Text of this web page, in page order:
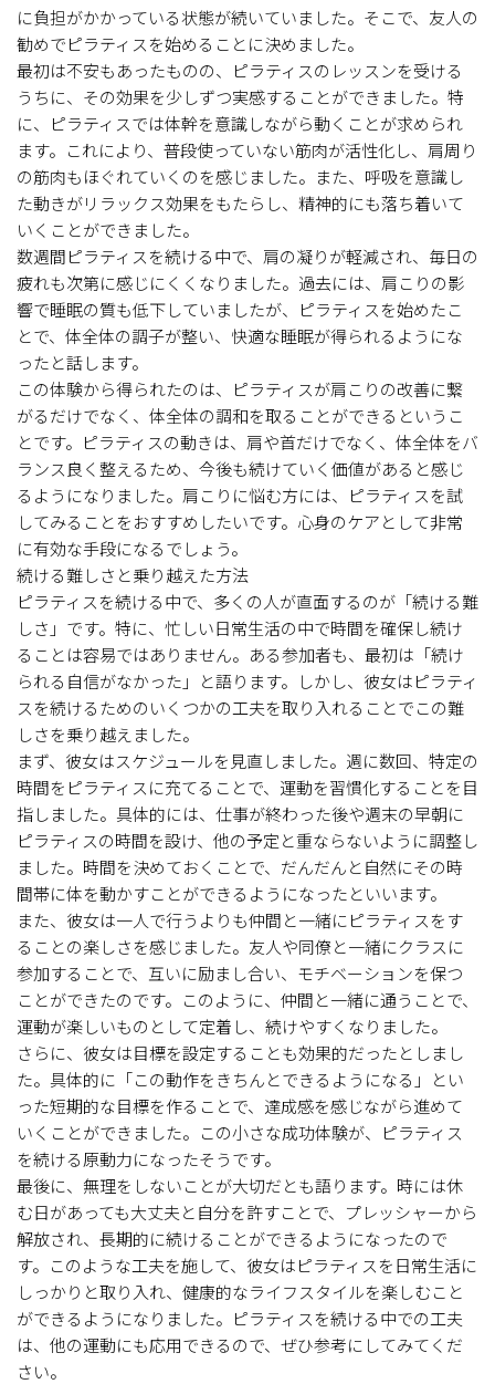
に負担がかかっている状態が続いていました。そこで、友人の
勧めでピラティスを始めることに決めました。
最初は不安もあったものの、ピラティスのレッスンを受ける
うちに、その効果を少しずつ実感することができました。特
に、ピラティスでは体幹を意識しながら動くことが求められ
ます。これにより、普段使っていない筋肉が活性化し、肩周り
の筋肉もほぐれていくのを感じました。また、呼吸を意識し
た動きがリラックス効果をもたらし、精神的にも落ち着いて
いくことができました。
数週間ピラティスを続ける中で、肩の凝りが軽減され、毎日の
疲れも次第に感じにくくなりました。過去には、肩こりの影
響で睡眠の質も低下していましたが、ピラティスを始めたこ
とで、体全体の調子が整い、快適な睡眠が得られるようにな
ったと話します。
この体験から得られたのは、ピラティスが肩こりの改善に繋
がるだけでなく、体全体の調和を取ることができるというこ
とです。ピラティスの動きは、肩や首だけでなく、体全体をバ
ランス良く整えるため、今後も続けていく価値があると感じ
るようになりました。肩こりに悩む方には、ピラティスを試
してみることをおすすめしたいです。心身のケアとして非常
に有効な手段になるでしょう。
続ける難しさと乗り越えた方法
ピラティスを続ける中で、多くの人が直面するのが「続ける難
しさ」です。特に、忙しい日常生活の中で時間を確保し続け
ることは容易ではありません。ある参加者も、最初は「続け
られる自信がなかった」と語ります。しかし、彼女はピラティ
スを続けるためのいくつかの工夫を取り入れることでこの難
しさを乗り越えました。
まず、彼女はスケジュールを見直しました。週に数回、特定の
時間をピラティスに充てることで、運動を習慣化することを目
指しました。具体的には、仕事が終わった後や週末の早朝に
ピラティスの時間を設け、他の予定と重ならないように調整し
ました。時間を決めておくことで、だんだんと自然にその時
間帯に体を動かすことができるようになったといいます。
また、彼女は一人で行うよりも仲間と一緒にピラティスをす
ることの楽しさを感じました。友人や同僚と一緒にクラスに
参加することで、互いに励まし合い、モチベーションを保つ
ことができたのです。このように、仲間と一緒に通うことで、
運動が楽しいものとして定着し、続けやすくなりました。
さらに、彼女は目標を設定することも効果的だったとしまし
た。具体的に「この動作をきちんとできるようになる」とい
った短期的な目標を作ることで、達成感を感じながら進めて
いくことができました。この小さな成功体験が、ピラティス
を続ける原動力になったそうです。
最後に、無理をしないことが大切だとも語ります。時には休
む日があっても大丈夫と自分を許すことで、プレッシャーから
解放され、長期的に続けることができるようになったので
す。このような工夫を施して、彼女はピラティスを日常生活に
しっかりと取り入れ、健康的なライフスタイルを楽しむこと
ができるようになりました。ピラティスを続ける中での工夫
は、他の運動にも応用できるので、ぜひ参考にしてみてくだ
さい。